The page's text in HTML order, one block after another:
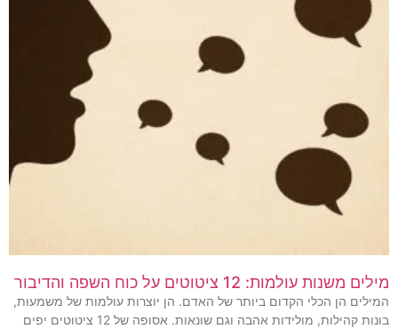
מילים משנות עולמות: 12 ציטוטים על כוח השפה והדיבור
המילים הן הכלי הקדום ביותר של האדם. הן יוצרות עולמות של משמעות,
בונות קהילות, מולידות אהבה וגם שונאות. אסופה של 12 ציטוטים יפים